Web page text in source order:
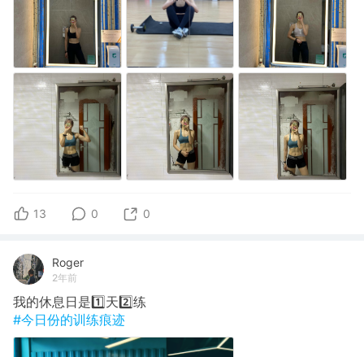
13 0 0
Roger
2年前
我的休息日是1️⃣天2️⃣练
#今日份的训练痕迹